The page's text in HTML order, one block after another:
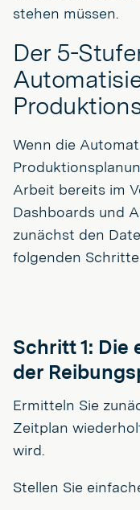
stehen müssen.
Der 5-
Wenn die
Arbeit bereits im
Dashboards und
zunächst den
folgenden
Schritt 1: Die
der
Ermitteln Sie
Zeitplan
wird.
Stellen Sie